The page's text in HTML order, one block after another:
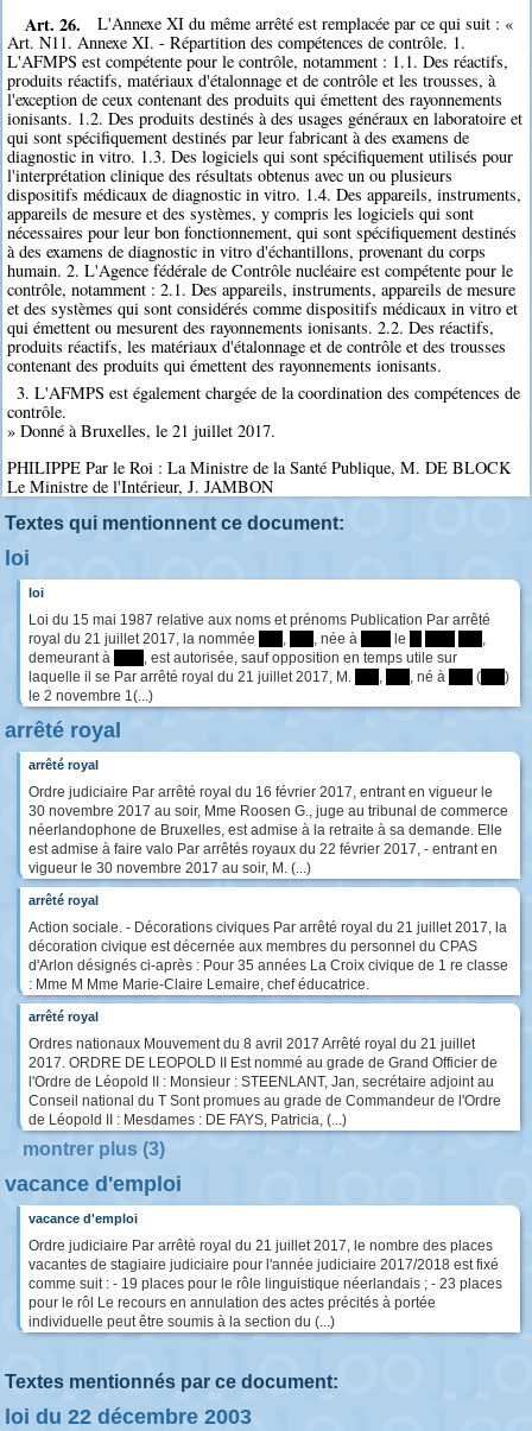
Art. 26.
L'Annexe XI du même arrêté est remplacée par ce qui suit : «
Art. N11. Annexe XI. - Répartition des compétences de contrôle. 1.
L'AFMPS est compétente pour le contrôle, notamment : 1.1. Des réactifs,
produits réactifs, matériaux d'étalonnage et de contrôle et les trousses, à
l'exception de ceux contenant des produits qui émettent des rayonnements
ionisants. 1.2. Des produits destinés à des usages généraux en laboratoire et
qui sont spécifiquement destinés par leur fabricant à des examens de
diagnostic in vitro. 1.3. Des logiciels qui sont spécifiquement utilisés pour
l'interprétation clinique des résultats obtenus avec un ou plusieurs
dispositifs médicaux de diagnostic in vitro. 1.4. Des appareils, instruments,
appareils de mesure et des systèmes, y compris les logiciels qui sont
nécessaires pour leur bon fonctionnement, qui sont spécifiquement destinés
à des examens de diagnostic in vitro d'échantillons, provenant du corps
humain. 2. L'Agence fédérale de Contrôle nucléaire est compétente pour le
contrôle, notamment : 2.1. Des appareils, instruments, appareils de mesure
et des systèmes qui sont considérés comme dispositifs médicaux in vitro et
qui émettent ou mesurent des rayonnements ionisants. 2.2. Des réactifs,
produits réactifs, les matériaux d'étalonnage et de contrôle et des trousses
contenant des produits qui émettent des rayonnements ionisants.
3. L'AFMPS est également chargée de la coordination des compétences de
contrôle.
» Donné à Bruxelles, le 21 juillet 2017.
PHILIPPE Par le Roi : La Ministre de la Santé Publique, M. DE BLOCK
Le Ministre de l'Intérieur, J. JAMBON
Textes qui mentionnent ce document:
loi
loi
Loi du 15 mai 1987 relative aux noms et prénoms Publication Par arrêté
royal du 21 juillet 2017, la nommée
, , née à le
,
demeurant à
, est autorisée, sauf opposition en temps utile sur
laquelle il se Par arrêté royal du 21 juillet 2017, M.
, , né à (
)
le 2 novembre 1(...)
arrêté royal
arrêté royal
Ordre judiciaire Par arrêté royal du 16 février 2017, entrant en vigueur le
30 novembre 2017 au soir, Mme Roosen G., juge au tribunal de commerce
néerlandophone de Bruxelles, est admise à la retraite à sa demande. Elle
est admise à faire valo Par arrêtés royaux du 22 février 2017, - entrant en
vigueur le 30 novembre 2017 au soir, M. (...)
arrêté royal
Action sociale. - Décorations civiques Par arrêté royal du 21 juillet 2017, la
décoration civique est décernée aux membres du personnel du CPAS
d'Arlon désignés ci-après : Pour 35 années La Croix civique de 1 re classe
: Mme M Mme Marie-Claire Lemaire, chef éducatrice.
arrêté royal
Ordres nationaux Mouvement du 8 avril 2017 Arrêté royal du 21 juillet
2017. ORDRE DE LEOPOLD II Est nommé au grade de Grand Officier de
l'Ordre de Léopold II : Monsieur : STEENLANT, Jan, secrétaire adjoint au
Conseil national du T Sont promues au grade de Commandeur de l'Ordre
de Léopold II : Mesdames : DE FAYS, Patricia, (...)
montrer plus (3)
vacance d'emploi
vacance d'emploi
Ordre judiciaire Par arrêté royal du 21 juillet 2017, le nombre des places
vacantes de stagiaire judiciaire pour l'année judiciaire 2017/2018 est fixé
comme suit : - 19 places pour le rôle linguistique néerlandais ; - 23 places
pour le rôl Le recours en annulation des actes précités à portée
individuelle peut être soumis à la section du (...)
Textes mentionnés par ce document:
loi du 22 décembre 2003